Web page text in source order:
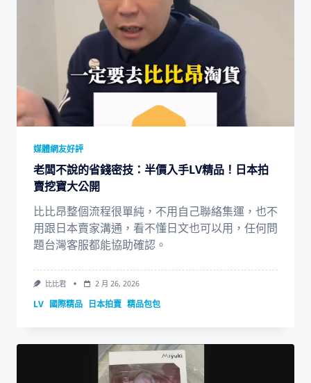
媒體網友好評
老闆不說的省錢密技：半價入手LV精品！日本拍
賣挖寶大公開
比比昂整個流程很單純，不用自己聯絡集運，也不
用跟日本賣家溝通，看不懂日文也可以用，任何問
題台灣客服都能協助確認。
比比君 2 月 26, 2026
LV 國際精品 日本拍賣 精品包包